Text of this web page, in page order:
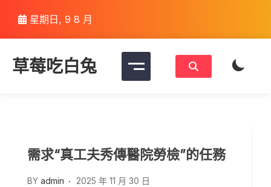
content
星期日, 9 8 月
草莓吃白兔
需求“真工夫秀傳醫院勞檢”的任務
BY admin 2025 年 11 月 30 日